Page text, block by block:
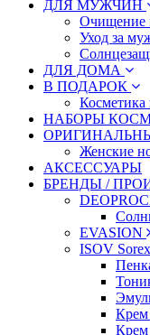
ДЛЯ МУЖЧИН
Очищение
Уход за
ДЛЯ ДОМА
В ПОДАРОК
Косметика
НАБОРЫ
Женские
АКСЕССУАРЫ
БРЕНДЫ /
EVASION
ISOV Sorex
Крем
Крем